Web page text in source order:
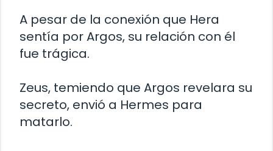
A pesar de la conexión que Hera
sentía por Argos, su relación con él
fue trágica.
Zeus, temiendo que Argos revelara su
secreto, envió a Hermes para
matarlo.